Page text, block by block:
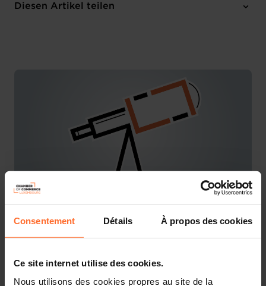
Consentement Détails À propos des cookies
Ce site internet utilise des cookies.
Nous utilisons des cookies propres au site de la
Online Workshop
Anmelden
Diesen Artikel teilen
You are starting a business from scratch or buying an
point of contact for entrepreneurs.